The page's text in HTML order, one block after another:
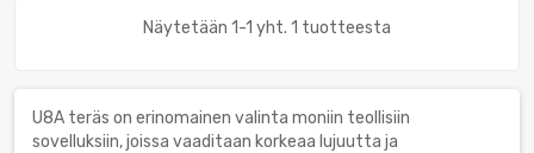
Näytetään 1-1 yht. 1 tuotteesta
U8A teräs on erinomainen valinta moniin teollisiin
sovelluksiin, joissa vaaditaan korkeaa lujuutta ja